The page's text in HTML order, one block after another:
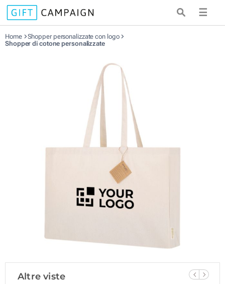
☰
Home
Shopper personalizzate con logo
Shopper di cotone personalizzate
Altre viste